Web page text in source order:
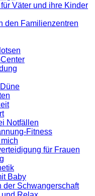
Väter und ihre Kinder
den Familienzentren
Notfällen
Fitness
für Frauen
Baby
der Schwangerschaft